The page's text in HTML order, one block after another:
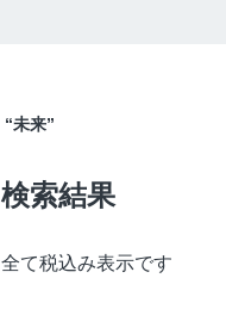
“未来”
検索結果
全て税込み表示です